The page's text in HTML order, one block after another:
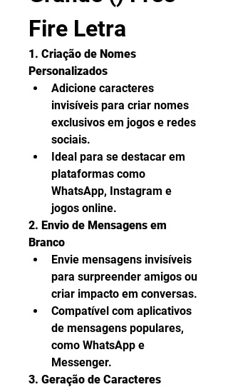
Fire Letra
1. Criação de Nomes
Personalizados
Adicione caracteres
invisíveis para criar nomes
exclusivos em jogos e redes
sociais.
Ideal para se destacar em
plataformas como
WhatsApp, Instagram e
jogos online.
2. Envio de Mensagens em
Branco
Envie mensagens invisíveis
para surpreender amigos ou
criar impacto em conversas.
Compatível com aplicativos
de mensagens populares,
como WhatsApp e
Messenger.
3. Geração de Caracteres